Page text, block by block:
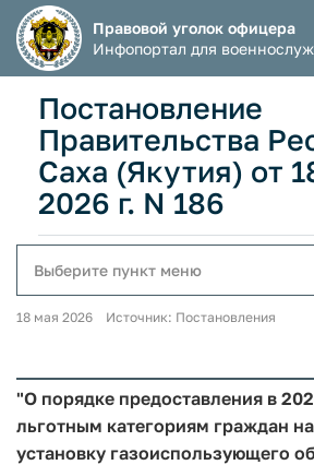
Правовой уголок офицера
Инфопортал для
Постановление
Правительства
Саха (Якутия) от
2026 г. N 186
Выберите пункт меню
18 мая 2026 Источник: Постановления
"О порядке предоставления в
льготным категориям граждан
установку газоиспользующего